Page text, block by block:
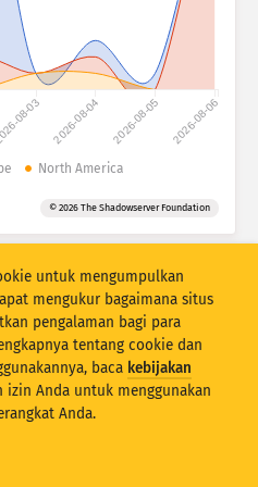
Tumpang tindih
hasil
Reset
Tentang data ini
2026-08-03 2026-08-04 2026-08-05 2026-08-06
North America
© 2026 The Shadowserver Foundation
FOUNDATION
Hubungi Kami Kredit
untuk mengumpulkan
mengukur bagaimana situs
pengalaman bagi para
tentang cookie dan
baca kebijakan
izin Anda untuk menggunakan
Anda.